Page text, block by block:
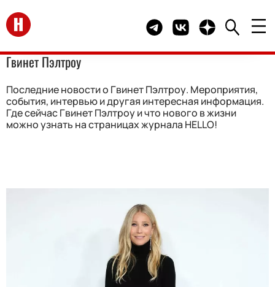
Перейти на главную Telegram канал HELLO
Группа HELLO
Канал HELLO в
Гвинет Пэлтроу
Последние новости о Гвинет Пэлтроу. Мероприятия,
события, интервью и другая интересная информация.
Где сейчас Гвинет Пэлтроу и что нового в жизни
можно узнать на страницах журнала HELLO!